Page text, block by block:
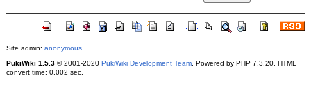
Site admin: anonymous
PukiWiki 1.5.3© 2001-2020 PukiWiki Development Team. Powered by PHP 7.3.20. HTML
convert time: 0.002 sec.